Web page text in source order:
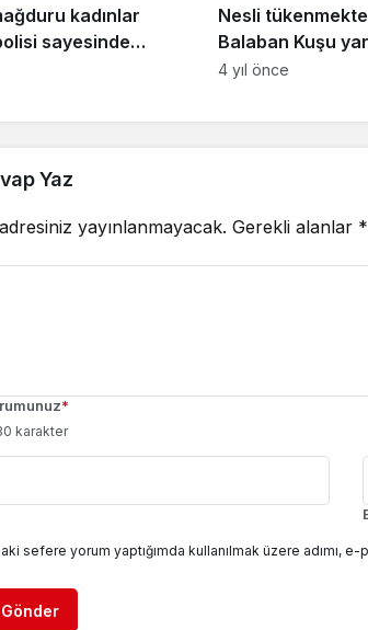
kadınlar
sayesinde
Nesli
Balaban Kuşu
4 yıl önce
Yaz
yayınlanmayacak. Gerekli alanlar *
*
karakter
sefere yorum yaptığımda kullanılmak üzere adımı,